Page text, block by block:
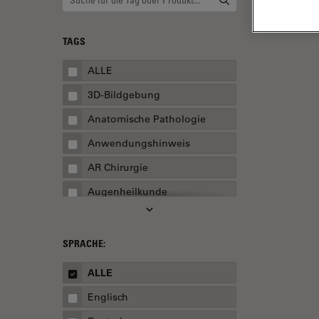
TAGS
ALLE
3D-Bildgebung
Anatomische Pathologie
Anwendungshinweis
AR Chirurgie
Augenheilkunde
Augmented Reality
Ausbildung
Transport
SPRACHE:
ALLE
Englisch